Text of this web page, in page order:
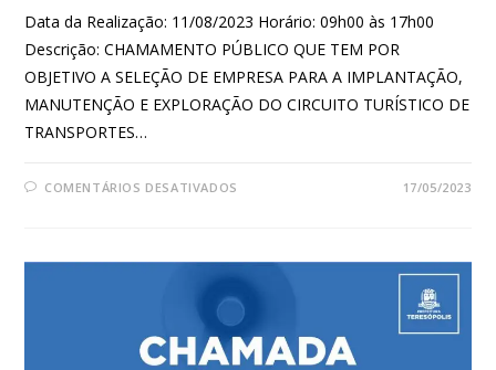
Data da Realização: 11/08/2023 Horário: 09h00 às 17h00
Descrição: CHAMAMENTO PÚBLICO QUE TEM POR
OBJETIVO A SELEÇÃO DE EMPRESA PARA A IMPLANTAÇÃO,
MANUTENÇÃO E EXPLORAÇÃO DO CIRCUITO TURÍSTICO DE
TRANSPORTES…
COMENTÁRIOS DESATIVADOS 17/05/2023